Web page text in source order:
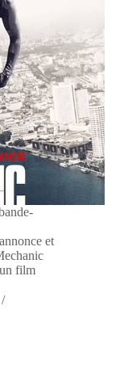
et
film